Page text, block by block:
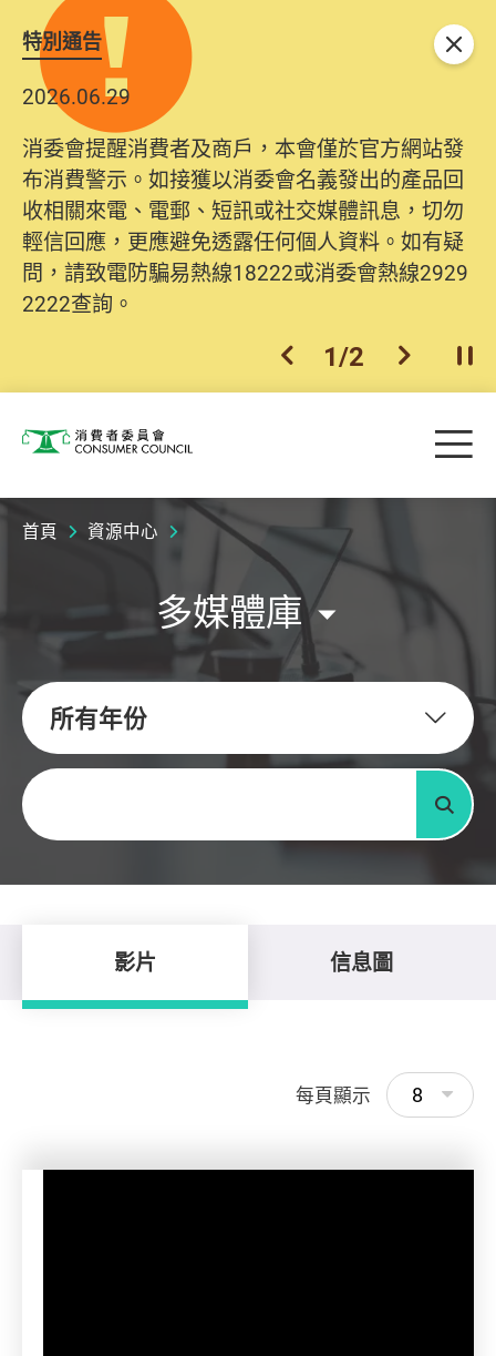
特別通告
2026.06.29
消委會提醒消費者及商戶，本會僅於官方網站發
布消費警示。如接獲以消委會名義發出的產品回
收相關來電、電郵、短訊或社交媒體訊息，切勿
輕信回應，更應避免透露任何個人資料。如有疑
問，請致電防騙易熱線18222或消委會熱線2929
2222查詢。
上一個
1/2 下一個開
關閉
消費者委員會 目
首頁 資源中心
多媒體庫
所有年份
關鍵字
搜尋
影片 信息圖
每頁顯示 8